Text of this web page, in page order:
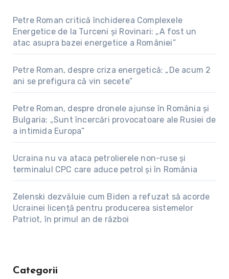
Petre Roman critică închiderea Complexele
Energetice de la Turceni și Rovinari: „A fost un
atac asupra bazei energetice a României”
Petre Roman, despre criza energetică: „De acum 2
ani se prefigura că vin secete”
Petre Roman, despre dronele ajunse în România și
Bulgaria: „Sunt încercări provocatoare ale Rusiei de
a intimida Europa”
Ucraina nu va ataca petrolierele non-ruse și
terminalul CPC care aduce petrol și în România
Zelenski dezvăluie cum Biden a refuzat să acorde
Ucrainei licență pentru producerea sistemelor
Patriot, în primul an de război
Categorii